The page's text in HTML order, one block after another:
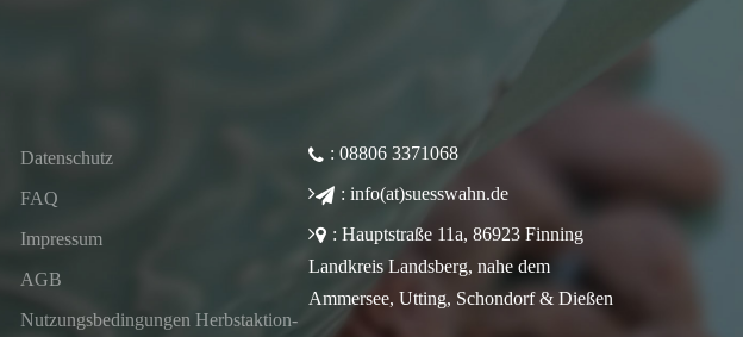
Datenschutz
FAQ
Impressum
AGB
Nutzungsbedingungen Herbstaktion-
: 08806 3371068
: info(at)suesswahn.de
: Hauptstraße 11a, 86923 Finning
Landkreis Landsberg, nahe dem
Ammersee, Utting, Schondorf & Dießen